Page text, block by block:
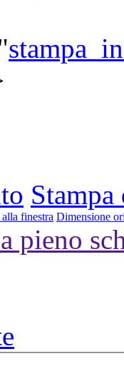
finestra Dimensione
pieno